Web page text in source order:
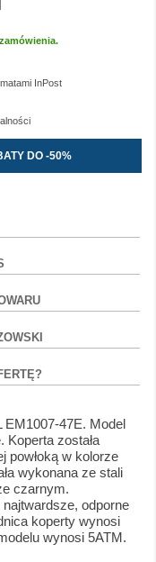
InPost
DO -50%
EM1007-47E. Model
została
powłoką w kolorze
wykonana ze stali
czarnym.
odporne
koperty wynosi
wynosi 5ATM.